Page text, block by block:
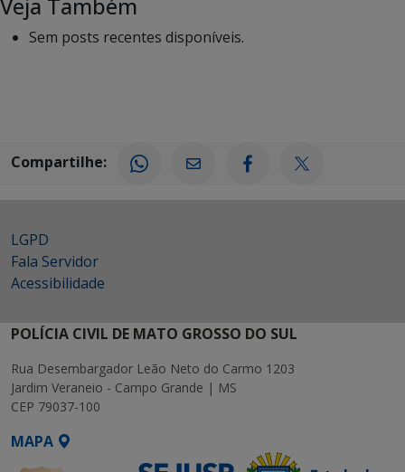
Veja Também
Sem posts recentes disponíveis.
Compartilhe:
LGPD
Fala Servidor
Acessibilidade
POLÍCIA CIVIL DE MATO GROSSO DO SUL
Rua Desembargador Leão Neto do Carmo 1203
Jardim Veraneio - Campo Grande | MS
CEP 79037-100
MAPA